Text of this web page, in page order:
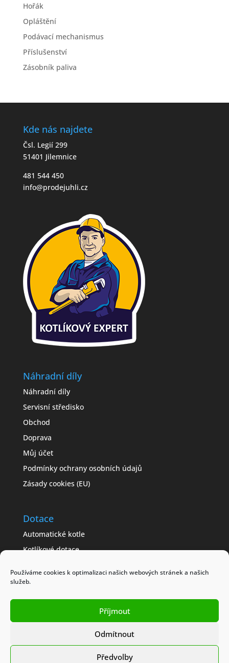
Používáme cookies k optimalizaci našich webových stránek a našich
služeb.
Příjmout
Odmítnout
Předvolby
Hořák
Opláštění
Podávací mechanismus
Příslušenství
Zásobník paliva
Kde nás najdete
Čsl. Legií 299
51401 Jilemnice
481 544 450
info@prodejuhli.cz
Náhradní díly
Náhradní díly
Servisní středisko
Obchod
Doprava
Můj účet
Podmínky ochrany osobních údajů
Zásady cookies (EU)
Dotace
Automatické kotle
Kotlíkové dotace
Jak získat dotaci